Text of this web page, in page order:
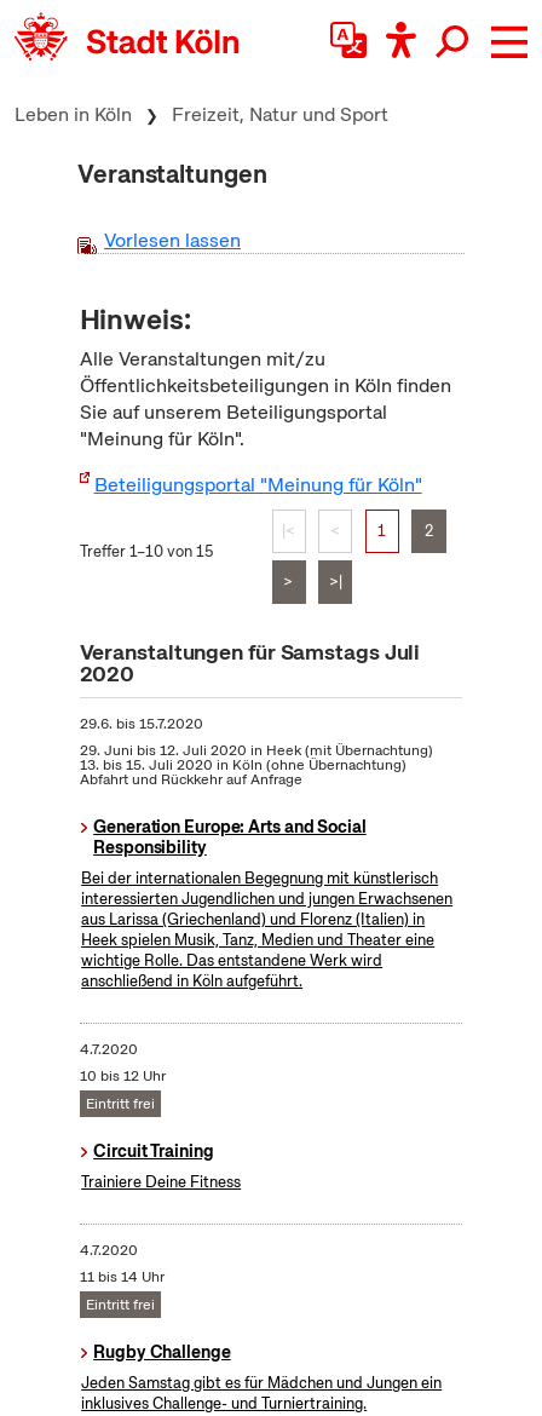
zum Inhalt springen
Leben in Köln Freizeit, Natur und Sport
Veranstaltungen
Vorlesen lassen
Hinweis:
Alle Veranstaltungen mit/zu
Öffentlichkeitsbeteiligungen in Köln finden
Sie auf unserem Beteiligungsportal
"Meinung für Köln".
Beteiligungsportal "Meinung für Köln"
Treffer 1–10 von 15
|< < 1 2
> >|
Veranstaltungen für Samstags Juli
2020
29.6. bis15.7.2020
29. Juni bis 12. Juli 2020 in Heek (mit Übernachtung)
13. bis 15. Juli 2020 in Köln (ohne Übernachtung)
Abfahrt und Rückkehr auf Anfrage
Generation Europe: Arts and Social
Responsibility
Bei der internationalen Begegnung mit künstlerisch
interessierten Jugendlichen und jungen Erwachsenen
aus Larissa (Griechenland) und Florenz (Italien) in
Heek spielen Musik, Tanz, Medien und Theater eine
wichtige Rolle. Das entstandene Werk wird
anschließend in Köln aufgeführt.
4.7.2020
10 bis 12 Uhr
Eintritt frei
Circuit Training
Trainiere Deine Fitness
4.7.2020
11 bis 14 Uhr
Eintritt frei
Rugby Challenge
Jeden Samstag gibt es für Mädchen und Jungen ein
inklusives Challenge- und Turniertraining.